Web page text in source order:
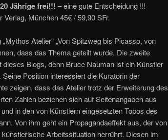
Jährige frei!!! – eine gute Entscheidung !!!
München 45€ / 59,90 SFr.
Atelier“ „Von Spitzweg bis Picasso, von
dass das Thema geteilt wurde. Die zweite
Blogs, denn Bruce Nauman ist ein Künstler
Position interessiert die Kuratorin der
zeigen, dass das Atelier trotz der Erweiterung des
Zahlen beziehen sich auf Seitenangaben aus
in den von Künstlern eingesetzten Topos des
Von ihm geht ein Propagandaeffekt aus, der von
Arbeitssituation herrührt. Diesen im